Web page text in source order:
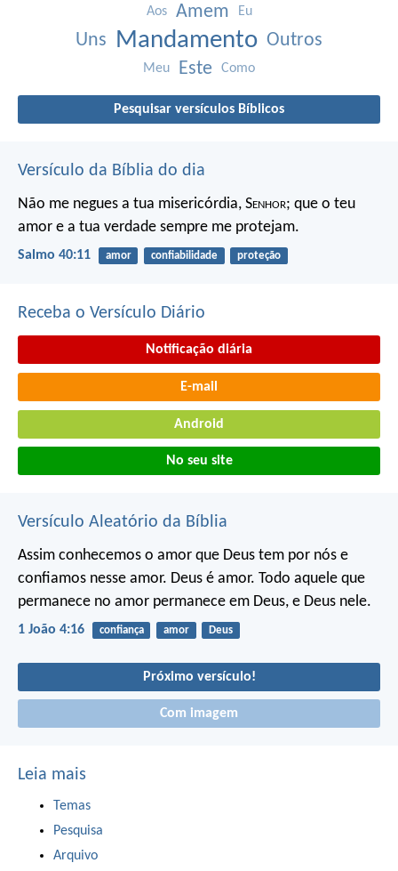
Aos Amem Eu
Uns Mandamento Outros
Meu Este Como
Pesquisar versículos Bíblicos
Versículo da Bíblia do dia
Não me negues a tua misericórdia, Senhor; que o teu
amor e a tua verdade sempre me protejam.
Salmo 40:11 amor confiabilidade proteção
Receba o Versículo Diário
Notificação diária
E-mail
Android
No seu site
Versículo Aleatório da Bíblia
Assim conhecemos o amor que Deus tem por nós e
confiamos nesse amor. Deus é amor. Todo aquele que
permanece no amor permanece em Deus, e Deus nele.
1 João 4:16 confiança amor Deus
Próximo versículo!
Com imagem
Leia mais
Temas
Pesquisa
Arquivo